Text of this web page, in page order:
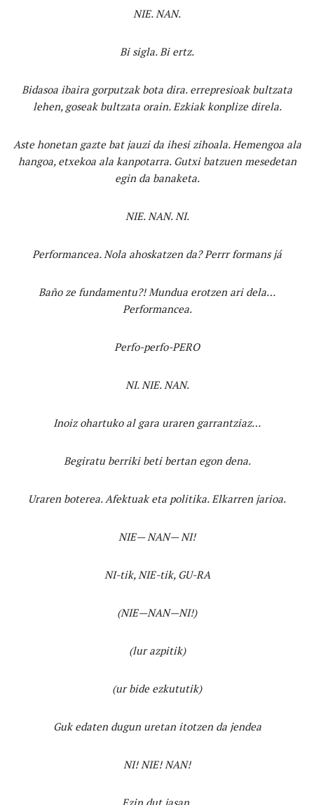
NIE. NAN.
Bi sigla. Bi ertz.
Bidasoa ibaira gorputzak bota dira. errepresioak bultzata
lehen, goseak bultzata orain. Ezkiak konplize direla.
Aste honetan gazte bat jauzi da ihesi zihoala. Hemengoa ala
hangoa, etxekoa ala kanpotarra. Gutxi batzuen mesedetan
egin da banaketa.
NIE. NAN. NI.
Performancea. Nola ahoskatzen da? Perrr formans já
Baño ze fundamentu?! Mundua erotzen ari dela…
Performancea.
Perfo-perfo-PERO
NI. NIE. NAN.
Inoiz ohartuko al gara uraren garrantziaz…
Begiratu berriki beti bertan egon dena.
Uraren boterea. Afektuak eta politika. Elkarren jarioa.
NIE— NAN— NI!
NI-tik, NIE-tik, GU-RA
(NIE—NAN—NI!)
(lur azpitik)
(ur bide ezkututik)
Guk edaten dugun uretan itotzen da jendea
NI! NIE! NAN!
Ezin dut jasan.